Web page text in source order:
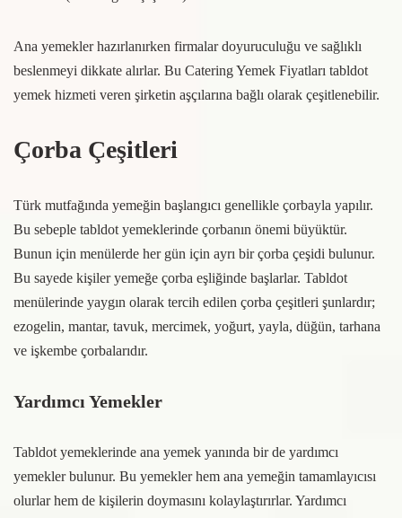
Ana yemekler hazırlanırken firmalar doyuruculuğu ve sağlıklı
beslenmeyi dikkate alırlar. Bu Catering Yemek Fiyatları tabldot
yemek hizmeti veren şirketin aşçılarına bağlı olarak çeşitlenebilir.
Çorba Çeşitleri
Türk mutfağında yemeğin başlangıcı genellikle çorbayla yapılır.
Bu sebeple tabldot yemeklerinde çorbanın önemi büyüktür.
Bunun için menülerde her gün için ayrı bir çorba çeşidi bulunur.
Bu sayede kişiler yemeğe çorba eşliğinde başlarlar. Tabldot
menülerinde yaygın olarak tercih edilen çorba çeşitleri şunlardır;
ezogelin, mantar, tavuk, mercimek, yoğurt, yayla, düğün, tarhana
ve işkembe çorbalarıdır.
Yardımcı Yemekler
Tabldot yemeklerinde ana yemek yanında bir de yardımcı
yemekler bulunur. Bu yemekler hem ana yemeğin tamamlayıcısı
olurlar hem de kişilerin doymasını kolaylaştırırlar. Yardımcı